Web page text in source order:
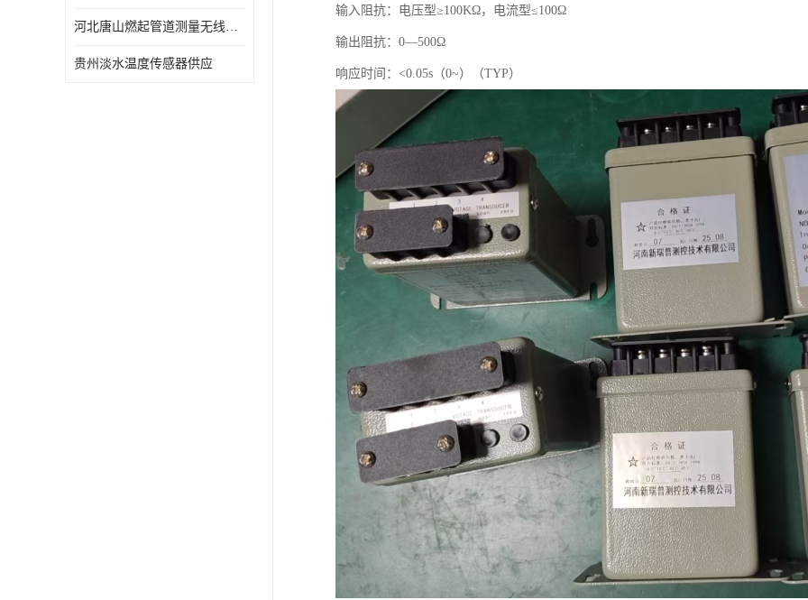
河北唐山燃起管道测量无线压力变送器型号 性能稳定
贵州淡水温度传感器供应
输入阻抗：电压型≥100KΩ，电流型≤100Ω
输出阻抗：0—500Ω
响应时间：<0.05s（0~）（TYP）